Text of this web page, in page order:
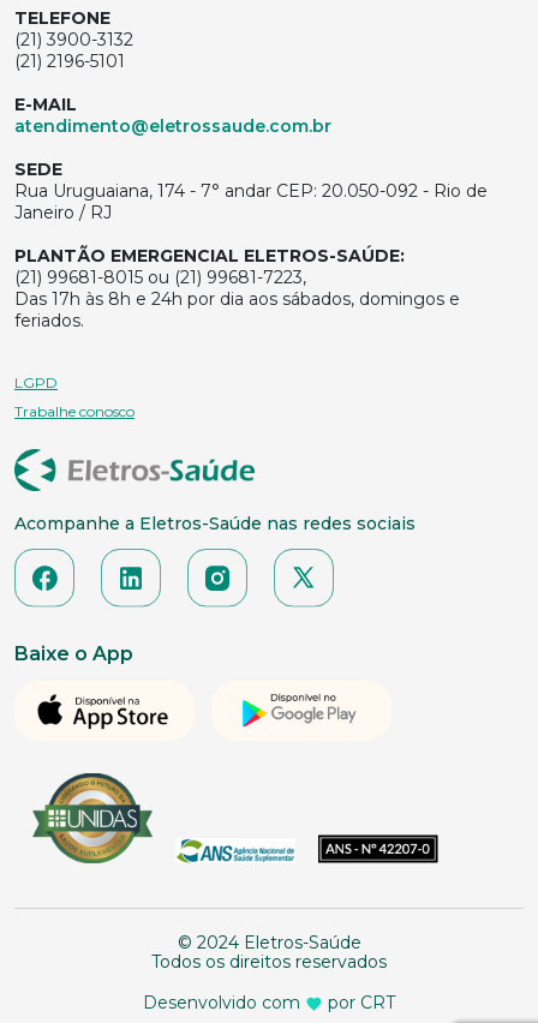
TELEFONE
(21) 3900-3132
(21) 2196-5101
E-MAIL
atendimento@eletrossaude.com.br
SEDE
Rua Uruguaiana, 174 - 7° andar CEP: 20.050-092 - Rio de
Janeiro / RJ
PLANTÃO EMERGENCIAL ELETROS-SAÚDE:
(21) 99681-8015 ou (21) 99681-7223,
Das 17h às 8h e 24h por dia aos sábados, domingos e
feriados.
LGPD
Trabalhe conosco
Acompanhe a Eletros-Saúde nas redes sociais
Baixe o App
© 2024 Eletros-Saúde
Todos os direitos reservados
Desenvolvido com
por CRT